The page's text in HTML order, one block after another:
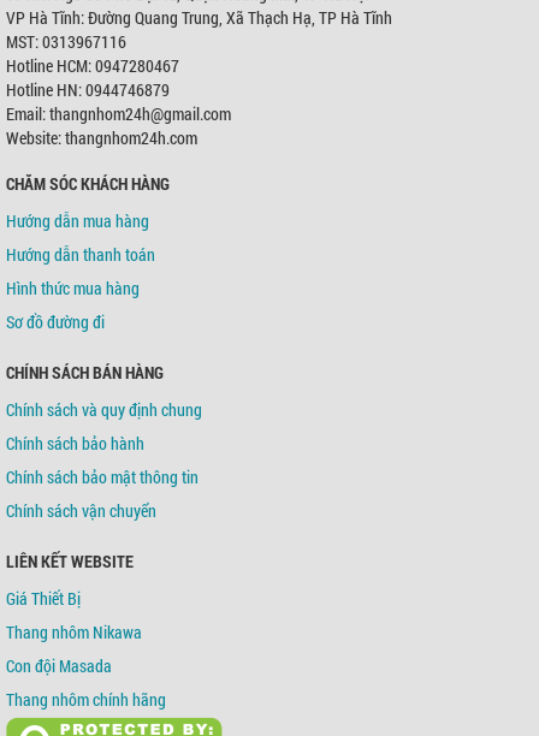
VP Hà Tĩnh: Đường Quang Trung, Xã Thạch Hạ, TP Hà Tĩnh
MST: 0313967116
Hotline HCM: 0947280467
Hotline HN: 0944746879
Email: thangnhom24h@gmail.com
Website: thangnhom24h.com
CHĂM SÓC KHÁCH HÀNG
Hướng dẫn mua hàng
Hướng dẫn thanh toán
Hình thức mua hàng
Sơ đồ đường đi
CHÍNH SÁCH BÁN HÀNG
Chính sách và quy định chung
Chính sách bảo hành
Chính sách bảo mật thông tin
Chính sách vận chuyển
LIÊN KẾT WEBSITE
Giá Thiết Bị
Thang nhôm Nikawa
Con đội Masada
Thang nhôm chính hãng